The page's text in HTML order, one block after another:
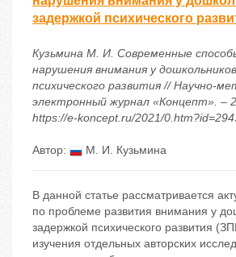
задержкой психического
Кузьмина М. И. Современные
нарушения внимания у
психического развития // Научно-
электронный журнал «Концепт». –
https://e-koncept.ru/2021/
Автор: М. И. Кузьмина
В данной статье рассматривается
по проблеме развития внимания у
задержкой психического развития
изучения отдельных авторских